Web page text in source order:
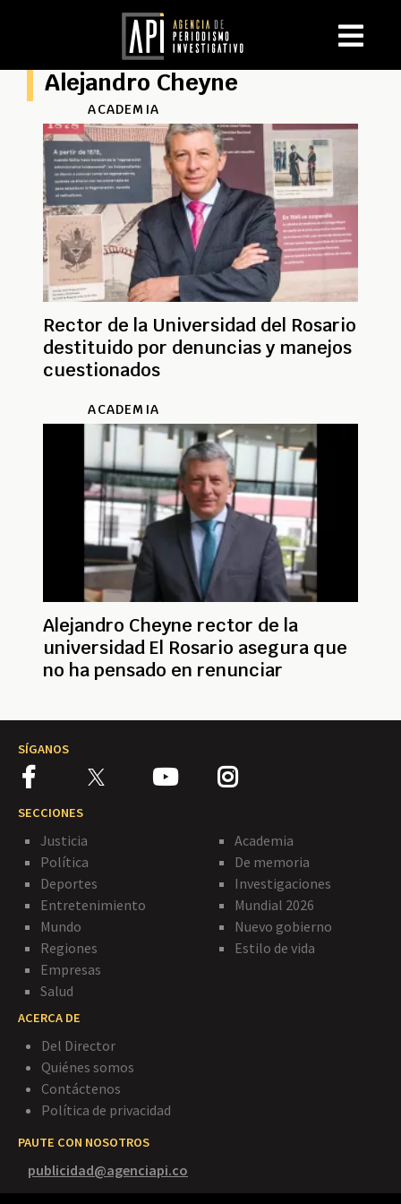
Alejandro Cheyne
ACADEMIA
Rector de la Universidad del Rosario
destituido por denuncias y manejos
cuestionados
ACADEMIA
Alejandro Cheyne rector de la
universidad El Rosario asegura que
no ha pensado en renunciar
SÍGANOS
SECCIONES
Justicia
Política
Deportes
Entretenimiento
Mundo
Regiones
Empresas
Salud
Academia
De memoria
Investigaciones
Mundial 2026
Nuevo gobierno
Estilo de vida
ACERCA DE
Del Director
Quiénes somos
Contáctenos
Política de privacidad
PAUTE CON NOSOTROS
publicidad@agenciapi.co